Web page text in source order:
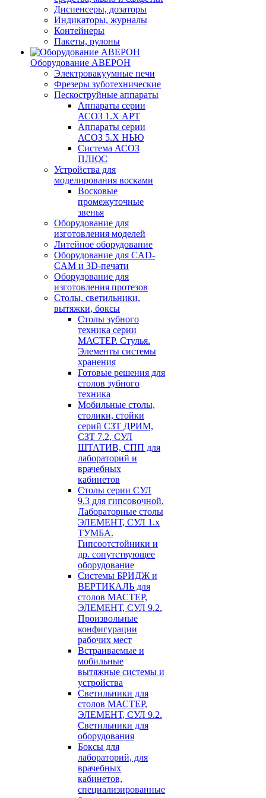
Диспенсеры, дозаторы
Индикаторы, журналы
Контейнеры
Пакеты, рулоны
Оборудование АВЕРОН
Электровакуумные печи
Фрезеры зуботехнические
Пескоструйные аппараты
Аппараты серии
АСОЗ 1.Х АРТ
Аппараты серии
АСОЗ 5.Х НЬЮ
Система АСОЗ
ПЛЮС
Устройства для
моделирования восками
Восковые
промежуточные
звенья
Оборудование для
изготовления моделей
Литейное оборудование
Оборудование для CAD-
CAM и 3D-печати
Оборудование для
изготовления протезов
Cтолы, светильники,
вытяжки, боксы
Столы зубного
техника серии
МАСТЕР. Стулья.
Элементы системы
хранения
Готовые решения для
столов зубного
техника
Мобильные столы,
столики, стойки
серий СЗТ ДРИМ,
СЗТ 7.2, СУЛ
ШТАТИВ, СПП для
лабораторий и
врачебных
кабинетов
Столы серии СУЛ
9.3 для гипсовочной.
Лабораторные столы
ЭЛЕМЕНТ, СУЛ 1.х
ТУМБА.
Гипсоотстойники и
др. сопутствующее
оборудование
Системы БРИДЖ и
ВЕРТИКАЛЬ для
столов МАСТЕР,
ЭЛЕМЕНТ, СУЛ 9.2.
Произвольные
конфигурации
рабочих мест
Встраиваемые и
мобильные
вытяжные системы и
устройства
Светильники для
столов МАСТЕР,
ЭЛЕМЕНТ, СУЛ 9.2.
Светильники для
оборудования
Боксы для
лабораторий, для
врачебных
кабинетов,
специализированные